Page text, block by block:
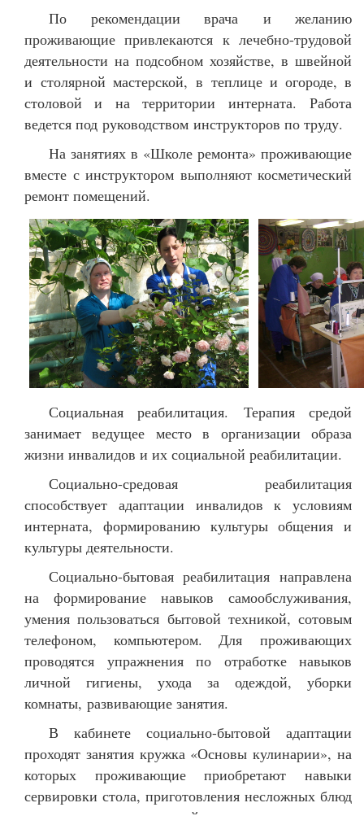
По рекомендации врача и желанию
проживающие привлекаются к лечебно-трудовой
деятельности на подсобном хозяйстве, в швейной
и столярной мастерской, в теплице и огороде, в
столовой и на территории интерната. Работа
ведется под руководством инструкторов по труду.
На занятиях в «Школе ремонта» проживающие
вместе с инструктором выполняют косметический
ремонт помещений.
Социальная реабилитация. Терапия средой
занимает ведущее место в организации образа
жизни инвалидов и их социальной реабилитации.
Социально-средовая реабилитация
способствует адаптации инвалидов к условиям
интерната, формированию культуры общения и
культуры деятельности.
Социально-бытовая реабилитация направлена
на формирование навыков самообслуживания,
умения пользоваться бытовой техникой, сотовым
телефоном, компьютером. Для проживающих
проводятся упражнения по отработке навыков
личной гигиены, ухода за одеждой, уборки
комнаты, развивающие занятия.
В кабинете социально-бытовой адаптации
проходят занятия кружка «Основы кулинарии», на
которых проживающие приобретают навыки
сервировки стола, приготовления несложных блюд